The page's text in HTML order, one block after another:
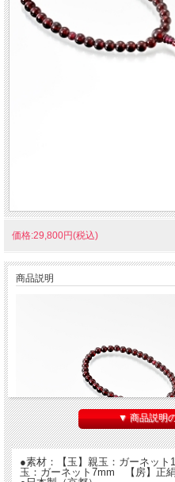
価格:29,800円(税込)
商品説明
▼ 商品説明
●素材：【玉】親玉：ガーネッ
玉：ガーネット7mm 【房】正